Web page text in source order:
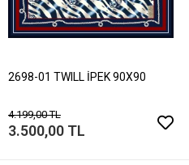
2698-01 TWILL İPEK 90X90
4.199,00 TL
3.500,00 TL